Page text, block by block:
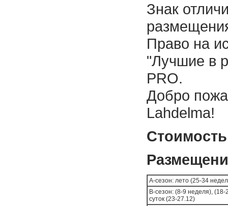
Знак
Право на
"Лучшие в
PRO.
Добро
Lahdelma!
Стоимость
A-сезон: лето (25-34
B-сезон: (8-9 неделя),
суток (23-27.12)